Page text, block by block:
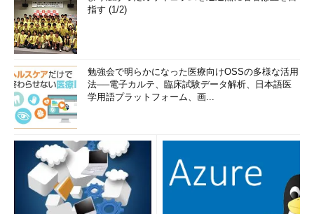
指す (1/2)
勉強会で明らかになった医療向けOSSの多様な活用
法──電子カルテ、臨床試験データ解析、日本語医
学用語プラットフォーム、画...